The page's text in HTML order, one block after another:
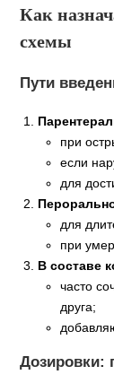
Как
схемы
Пути
при
если
для
для
при
В составе
часто
друга;
Дозировки: